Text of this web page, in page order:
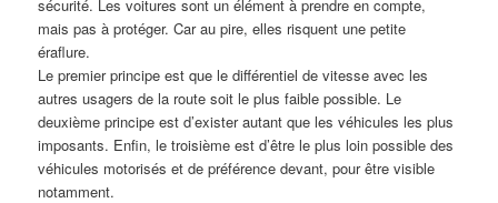
sécurité. Les voitures sont un élément à prendre en compte,
mais pas à protéger. Car au pire, elles risquent une petite
éraflure.
Le premier principe est que le différentiel de vitesse avec les
autres usagers de la route soit le plus faible possible. Le
deuxième principe est d’exister autant que les véhicules les plus
imposants. Enfin, le troisième est d’être le plus loin possible des
véhicules motorisés et de préférence devant, pour être visible
notamment.